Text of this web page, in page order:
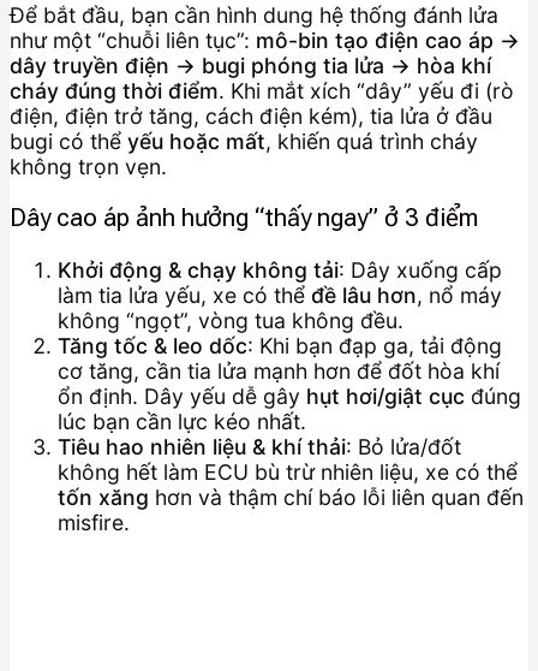
Để bắt đầu, bạn cần hình dung hệ thống đánh lửa
như một “chuỗi liên tục”: mô-bin tạo điện cao áp →
dây truyền điện → bugi phóng tia lửa → hòa khí
cháy đúng thời điểm. Khi mắt xích “dây” yếu đi (rò
điện, điện trở tăng, cách điện kém), tia lửa ở đầu
bugi có thể yếu hoặc mất, khiến quá trình cháy
không trọn vẹn.
Dây cao áp ảnh hưởng “thấy ngay” ở 3 điểm
Khởi động & chạy không tải: Dây xuống cấp
làm tia lửa yếu, xe có thể đề lâu hơn, nổ máy
không “ngọt”, vòng tua không đều.
Tăng tốc & leo dốc: Khi bạn đạp ga, tải động
cơ tăng, cần tia lửa mạnh hơn để đốt hòa khí
ổn định. Dây yếu dễ gây hụt hơi/giật cục đúng
lúc bạn cần lực kéo nhất.
Tiêu hao nhiên liệu & khí thải: Bỏ lửa/đốt
không hết làm ECU bù trừ nhiên liệu, xe có thể
tốn xăng hơn và thậm chí báo lỗi liên quan đến
misfire.